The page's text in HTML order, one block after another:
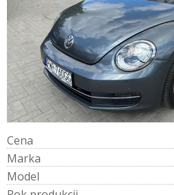
Cena
Marka
Model